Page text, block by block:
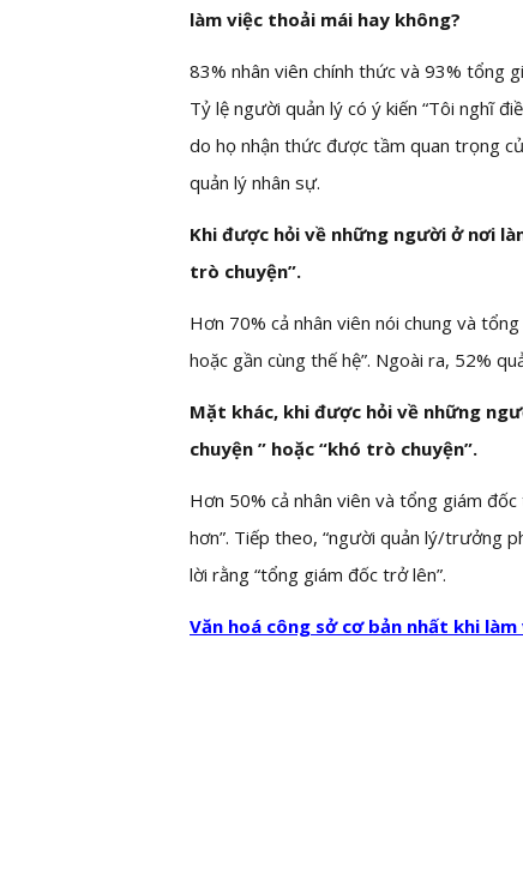
làm việc thoải mái hay không?
83% nhân viên chính thức và 93% tổng
Tỷ lệ người quản lý có ý kiến “Tôi nghĩ
do họ nhận thức được tầm quan trọng
quản lý nhân sự.
Khi được hỏi về những người ở nơi
trò chuyện”.
Hơn 70% cả nhân viên nói chung và
hoặc gần cùng thế hệ”. Ngoài ra, 52%
Mặt khác, khi được hỏi về những
chuyện ” hoặc “khó trò chuyện”.
Hơn 50% cả nhân viên và tổng giám
hơn”. Tiếp theo, “người quản lý/trưởng
lời rằng “tổng giám đốc trở lên”.
Văn hoá công sở cơ bản nhất khi